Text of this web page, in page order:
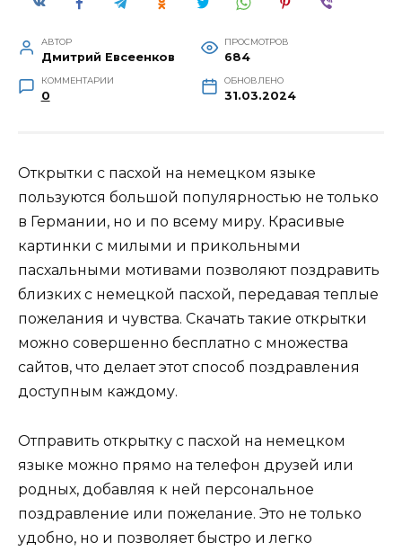
АВТОР
Дмитрий Евсеенков
ПРОСМОТРОВ
684
КОММЕНТАРИИ
0
ОБНОВЛЕНО
31.03.2024
Открытки с пасхой на немецком языке
пользуются большой популярностью не только
в Германии, но и по всему миру. Красивые
картинки с милыми и прикольными
пасхальными мотивами позволяют поздравить
близких с немецкой пасхой, передавая теплые
пожелания и чувства. Скачать такие открытки
можно совершенно бесплатно с множества
сайтов, что делает этот способ поздравления
доступным каждому.
Отправить открытку с пасхой на немецком
языке можно прямо на телефон друзей или
родных, добавляя к ней персональное
поздравление или пожелание. Это не только
удобно, но и позволяет быстро и легко